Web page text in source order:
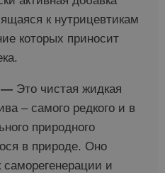
к нутрицевтикам
которых приносит
— Это чистая жидкая
– самого редкого и в
природного
в природе. Оно
саморегенерации и